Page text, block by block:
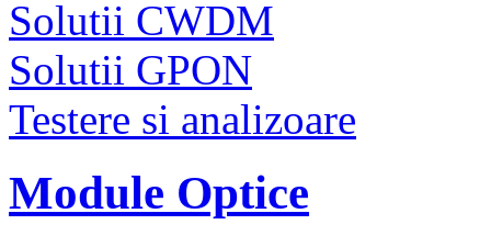
Solutii CWDM
Solutii GPON
Testere si analizoare
Module Optice